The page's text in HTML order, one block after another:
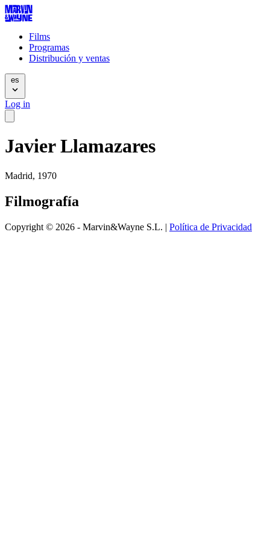
Films
Programas
Distribución y ventas
es
Log in
Javier Llamazares
Madrid, 1970
Filmografía
Copyright © 2026 - Marvin&Wayne S.L. | Política de Privacidad